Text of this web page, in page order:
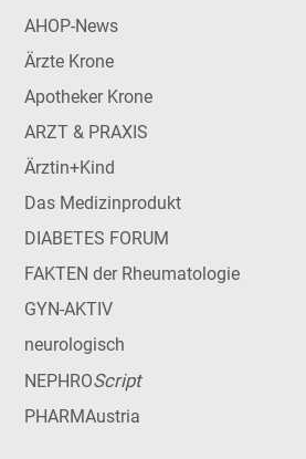
AHOP-News
Ärzte Krone
Apotheker Krone
ARZT & PRAXIS
Ärztin+Kind
Das Medizinprodukt
DIABETES FORUM
FAKTEN der Rheumatologie
GYN-AKTIV
neurologisch
NEPHROScript
PHARMAustria